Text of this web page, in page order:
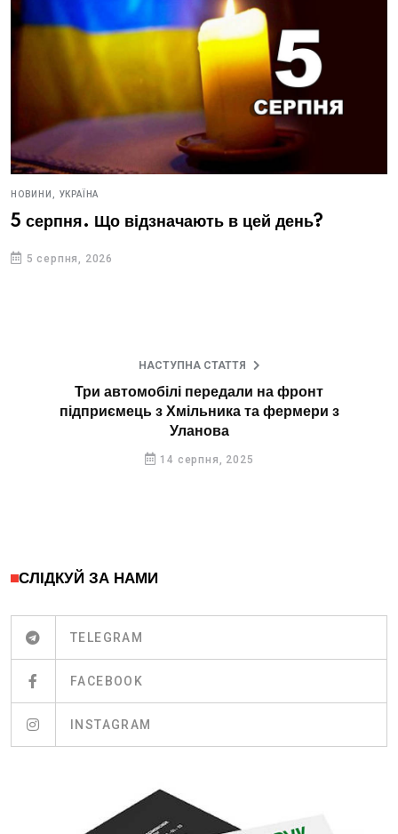
НОВИНИ, УКРАЇНА
5 серпня. Що відзначають в цей день?
5 серпня, 2026
НАСТУПНА СТАТТЯ
Три автомобілі передали на фронт
підприємець з Хмільника та фермери з
Уланова
14 серпня, 2025
СЛІДКУЙ ЗА НАМИ
TELEGRAM
FACEBOOK
INSTAGRAM